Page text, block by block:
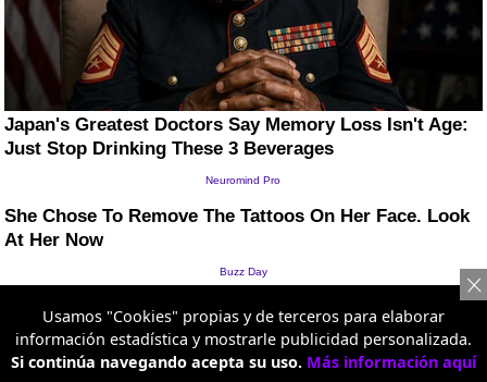
Usamos "Cookies" propias y de terceros para elaborar
información estadística y mostrarle publicidad personalizada.
Si continúa navegando acepta su uso. Más información aquí